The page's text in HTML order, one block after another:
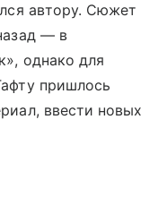
автору. Сюжет
— в
однако для
пришлось
ввести новых